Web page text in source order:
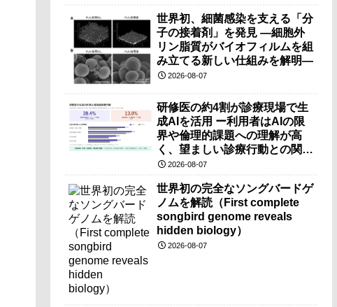
世界初、細菌感染を支える「分
子の接着剤」を発見 ―細胞外
リン脂質がバイオフィルムを組
み立てる新しい仕組みを解明―
2026-08-07
研修医の約4割が診療現場で生
成AIを活用 ー利用者はAIの限
界や倫理的課題への理解が高
く、望ましい診療行動との関連
も確認ー
2026-08-07
世界初の完全なソングバードゲ
ノムを解読（First complete
songbird genome reveals
hidden biology）
2026-08-07